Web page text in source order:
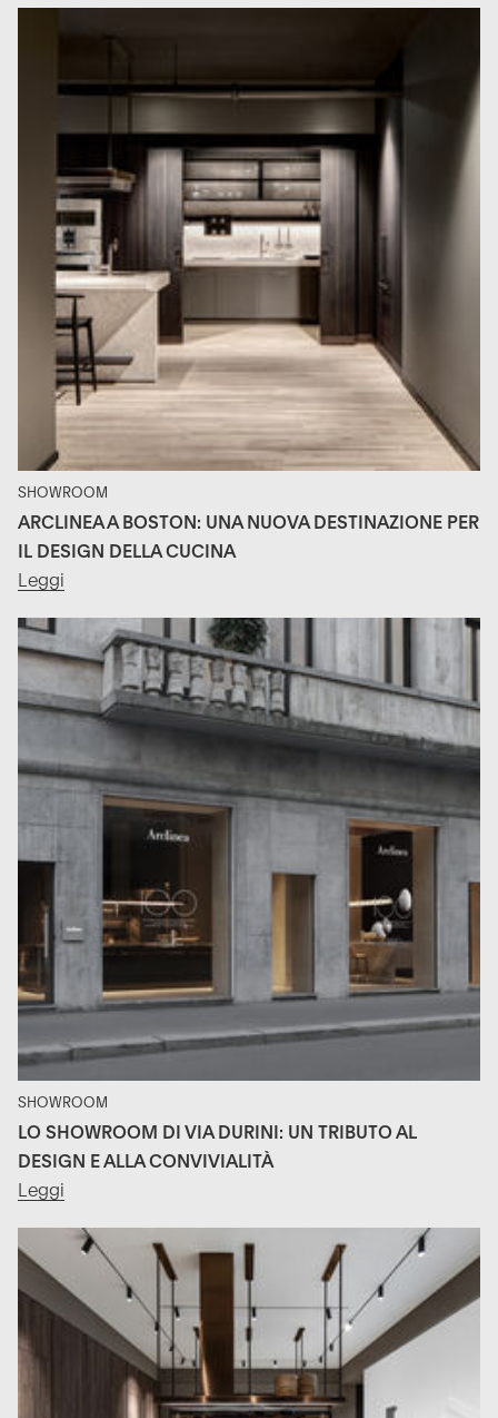
SHOWROOM
ARCLINEA A BOSTON: UNA NUOVA DESTINAZIONE PER
IL DESIGN DELLA CUCINA
Leggi
SHOWROOM
LO SHOWROOM DI VIA DURINI: UN TRIBUTO AL
DESIGN E ALLA CONVIVIALITÀ
Leggi